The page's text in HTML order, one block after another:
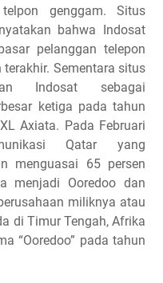
genggam. Situs
bahwa Indosat
pelanggan telepon
Sementara situs
Indosat sebagai
ketiga pada tahun
Axiata. Pada Februari
Qatar yang
menguasai 65 persen
menjadi Ooredoo dan
miliknya atau
di Timur Tengah, Afrika
“Ooredoo” pada tahun